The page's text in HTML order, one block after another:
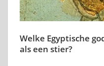
Welke Egyptische
als een stier?